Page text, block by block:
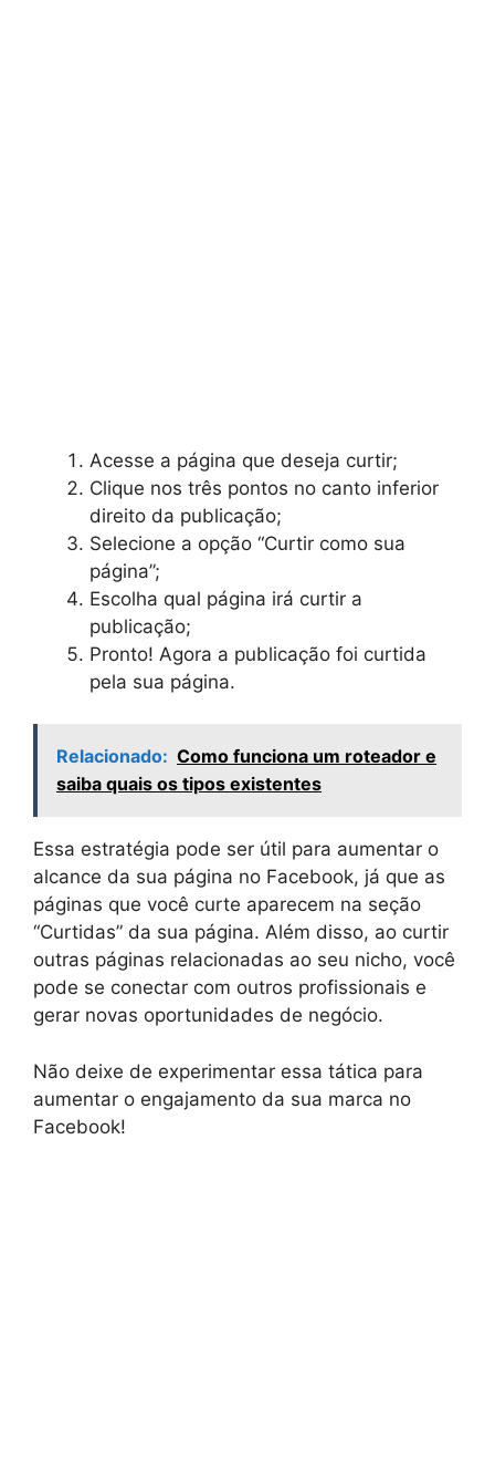
Acesse a página que deseja curtir;
Clique nos três pontos no canto inferior
direito da publicação;
Selecione a opção “Curtir como sua
página”;
Escolha qual página irá curtir a
publicação;
Pronto! Agora a publicação foi curtida
pela sua página.
Relacionado: Como funciona um roteador e
saiba quais os tipos existentes
Essa estratégia pode ser útil para aumentar o
alcance da sua página no Facebook, já que as
páginas que você curte aparecem na seção
“Curtidas” da sua página. Além disso, ao curtir
outras páginas relacionadas ao seu nicho, você
pode se conectar com outros profissionais e
gerar novas oportunidades de negócio.
Não deixe de experimentar essa tática para
aumentar o engajamento da sua marca no
Facebook!